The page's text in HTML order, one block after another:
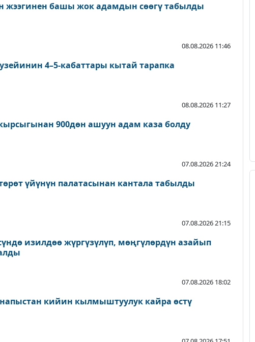
жээгинен башы жок адамдын сөөгү табылды
08.08.2026 11:46
4–5-кабаттары кытай тарапка
08.08.2026 11:27
900дөн ашуун адам каза болду
07.08.2026 21:24
үйүнүн палатасынан кантала табылды
07.08.2026 21:15
изилдөө жүргүзүлүп, мөңгүлөрдүн азайып
07.08.2026 18:02
кийин кылмыштуулук кайра өстү